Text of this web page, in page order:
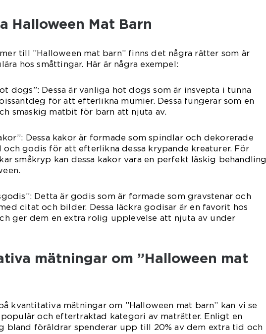
Halloween Mat Barn
till ”Halloween mat barn” finns det några rätter som är
hos småttingar. Här är några exempel:
dogs”: Dessa är vanliga hot dogs som är insvepta i tunna
för att efterlikna mumier. Dessa fungerar som en
smaskig matbit för barn att njuta av.
Dessa kakor är formade som spindlar och dekorerade
och godis för att efterlikna dessa krypande kreaturer. För
småkryp kan dessa kakor vara en perfekt läskig behandling
Detta är godis som är formade som gravstenar och
citat och bilder. Dessa läckra godisar är en favorit hos
ger dem en extra rolig upplevelse att njuta av under
mätningar om ”Halloween mat
kvantitativa mätningar om ”Halloween mat barn” kan vi se
och eftertraktad kategori av maträtter. Enligt en
bland föräldrar spenderar upp till 20% av dem extra tid och